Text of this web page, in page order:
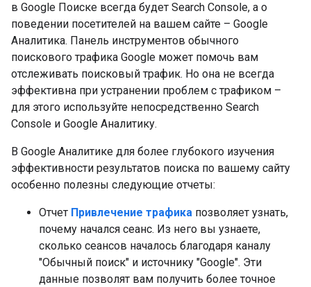
в Google Поиске всегда будет Search Console, а о
поведении посетителей на вашем сайте – Google
Аналитика. Панель инструментов обычного
поискового трафика Google может помочь вам
отслеживать поисковый трафик. Но она не всегда
эффективна при устранении проблем с трафиком –
для этого используйте непосредственно Search
Console и Google Аналитику.
В Google Аналитике для более глубокого изучения
эффективности результатов поиска по вашему сайту
особенно полезны следующие отчеты:
Отчет Привлечение трафика позволяет узнать,
почему начался сеанс. Из него вы узнаете,
сколько сеансов началось благодаря каналу
"Обычный поиск" и источнику "Google". Эти
данные позволят вам получить более точное